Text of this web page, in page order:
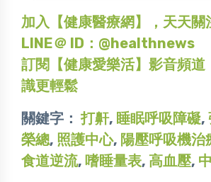
加入【健康醫療網】，天天關
LINE＠ ID：@healthnews
訂閱【健康愛樂活】影音頻道
識更輕鬆
關鍵字： 打鼾, 睡眠呼吸障礙,
榮總, 照護中心, 陽壓呼吸機治
食道逆流, 嗜睡量表, 高血壓,